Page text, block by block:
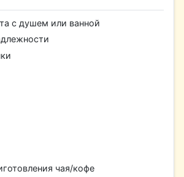
с душем или ванной
чая/кофе